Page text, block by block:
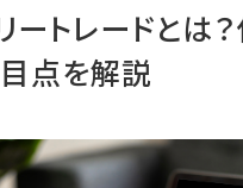
講座
ム
無料ご相談 ログイン
ートレードとは
点を解説